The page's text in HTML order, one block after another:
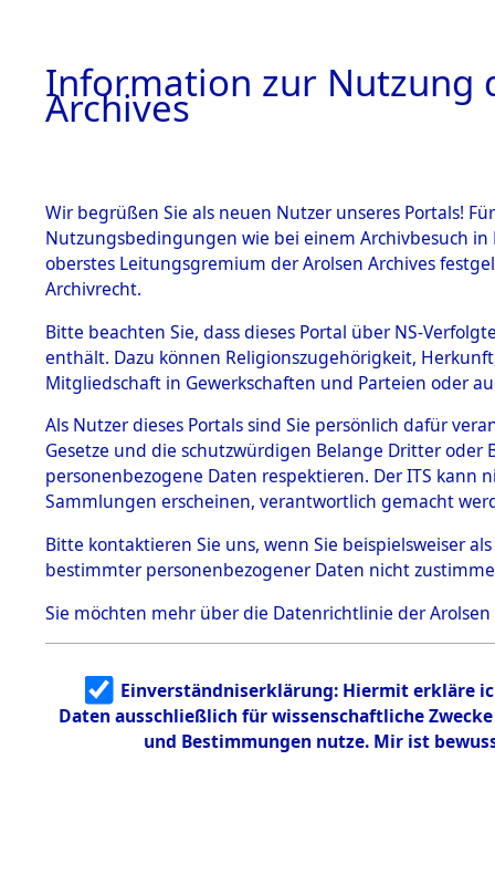
BESTÄNDE
1.
mente
5. Verschiedenes
5.3
Todesmärsche
5.3.1 Alliierte
Erhebungen
zu
Todesmärsch
en
5.3.2
Identifizierun
g
5.3.3
Todesmärsch
Dead -
Branch -
0270
Information zur Nutzung
Archives
Wir begrüßen Sie als neuen Nutzer unseres Portals!
Nutzungsbedingungen wie bei einem Archivbesuch
oberstes Leitungsgremium der Arolsen Archives
Archivrecht.
Bitte beachten Sie, dass dieses Portal über NS-
enthält. Dazu können Religionszugehörigkeit,
Mitgliedschaft in Gewerkschaften und Parteien oder
Als Nutzer dieses Portals sind Sie persönlich dafür
Gesetze und die schutzwürdigen Belange Dritter
personenbezogene Daten respektieren. Der ITS
Sammlungen erscheinen, verantwortlich gemacht
Bitte kontaktieren Sie uns, wenn Sie beispielsweiser
bestimmter personenbezogener Daten nicht
Sie möchten mehr über die Datenrichtlinie der Arolsen
Einverständniserklärung: Hiermit erkläre
Daten ausschließlich für wissenschaftliche
und Bestimmungen nutze. Mir ist